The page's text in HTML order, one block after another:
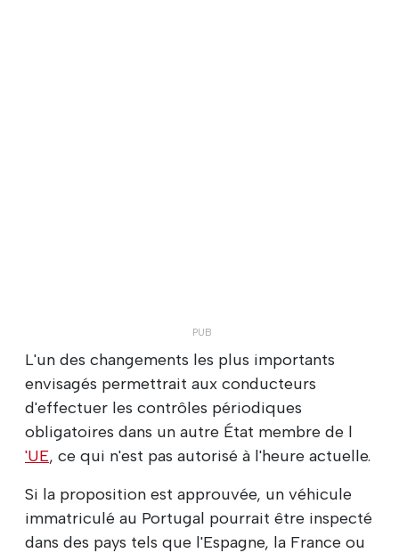
L'un des changements les plus importants
envisagés permettrait aux conducteurs
d'effectuer les contrôles périodiques
obligatoires dans un autre État membre de l
'UE, ce qui n'est pas autorisé à l'heure actuelle.
Si la proposition est approuvée, un véhicule
immatriculé au Portugal pourrait être inspecté
dans des pays tels que l'Espagne, la France ou